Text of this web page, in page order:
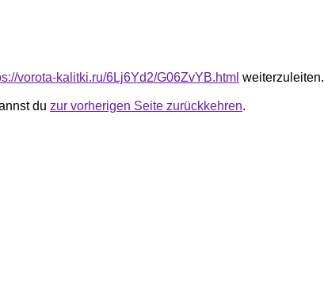
vorota-kalitki.ru/6Lj6Yd2/G06ZvYB.html weiterzuleiten.
du zur vorherigen Seite zurückkehren.